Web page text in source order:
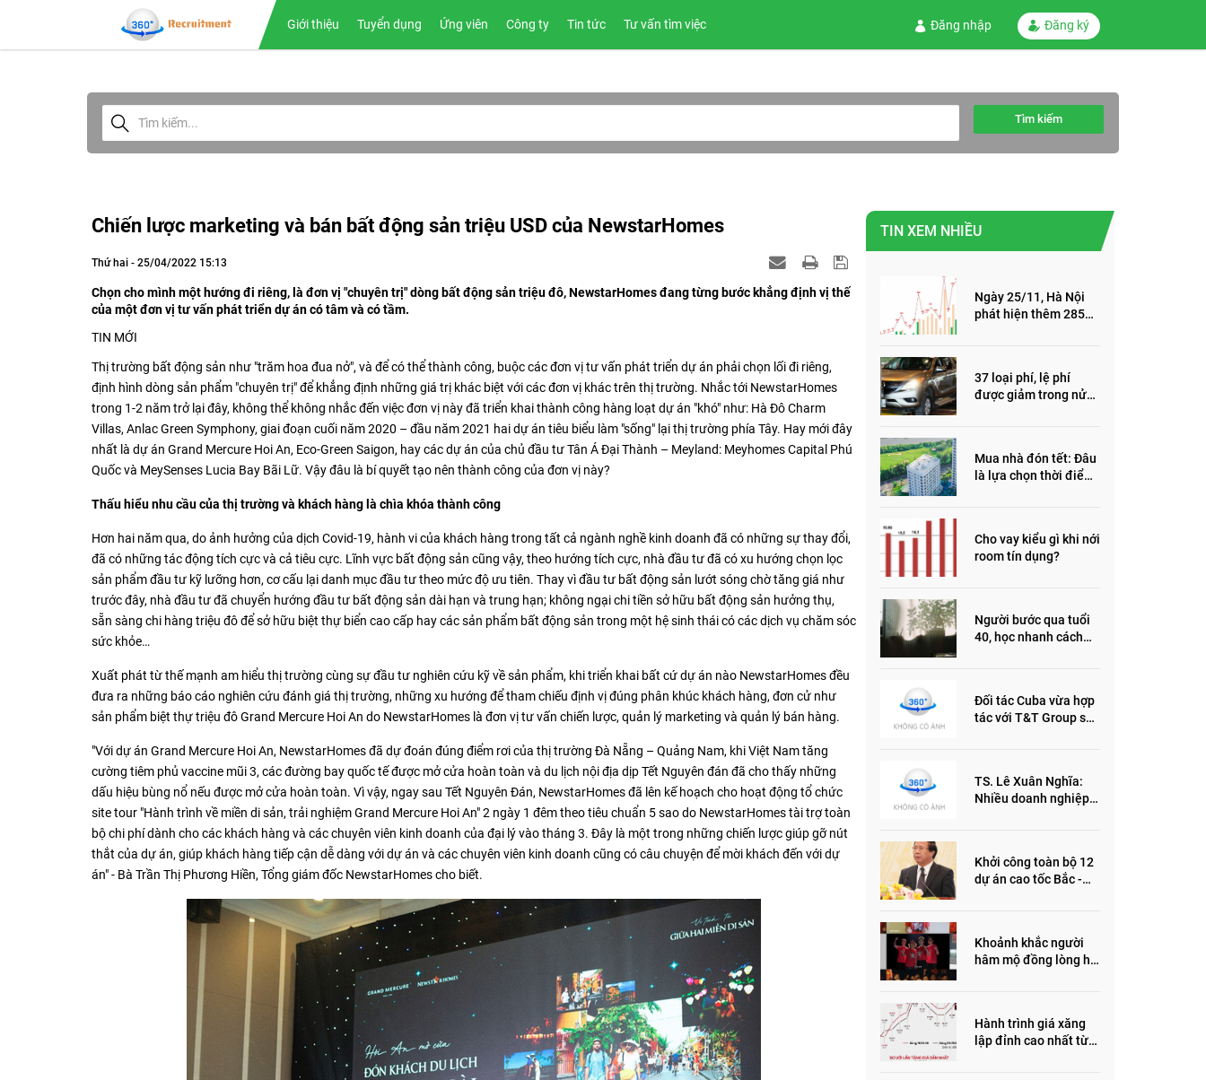
Giới thiệu Tuyển dụng Ứng viên Công ty Tin tức Tư vấn tìm việc Đăng nhập Đăng ký
Tìm kiếm
Chiến lược marketing và bán bất động sản triệu USD của NewstarHomes
Thứ hai - 25/04/2022 15:13
Chọn cho mình một hướng đi riêng, là đơn vị "chuyên trị" dòng bất động sản triệu đô, NewstarHomes đang từng bước khẳng định vị thế
của một đơn vị tư vấn phát triển dự án có tâm và có tầm.
TIN MỚI
Thị trường bất động sản như "trăm hoa đua nở", và để có thể thành công, buộc các đơn vị tư vấn phát triển dự án phải chọn lối đi riêng,
định hình dòng sản phẩm "chuyên trị" để khẳng định những giá trị khác biệt với các đơn vị khác trên thị trường. Nhắc tới NewstarHomes
trong 1-2 năm trở lại đây, không thể không nhắc đến việc đơn vị này đã triển khai thành công hàng loạt dự án "khó" như: Hà Đô Charm
Villas, Anlac Green Symphony, giai đoạn cuối năm 2020 – đầu năm 2021 hai dự án tiêu biểu làm "sống" lại thị trường phía Tây. Hay mới đây
nhất là dự án Grand Mercure Hoi An, Eco-Green Saigon, hay các dự án của chủ đầu tư Tân Á Đại Thành – Meyland: Meyhomes Capital Phú
Quốc và MeySenses Lucia Bay Bãi Lữ. Vậy đâu là bí quyết tạo nên thành công của đơn vị này?
Thấu hiểu nhu cầu của thị trường và khách hàng là chìa khóa thành công
Hơn hai năm qua, do ảnh hưởng của dịch Covid-19, hành vi của khách hàng trong tất cả ngành nghề kinh doanh đã có những sự thay đổi,
đã có những tác động tích cực và cả tiêu cực. Lĩnh vực bất động sản cũng vậy, theo hướng tích cực, nhà đầu tư đã có xu hướng chọn lọc
sản phẩm đầu tư kỹ lưỡng hơn, cơ cấu lại danh mục đầu tư theo mức độ ưu tiên. Thay vì đầu tư bất động sản lướt sóng chờ tăng giá như
trước đây, nhà đầu tư đã chuyển hướng đầu tư bất động sản dài hạn và trung hạn; không ngại chi tiền sở hữu bất động sản hưởng thụ,
sẵn sàng chi hàng triệu đô để sở hữu biệt thự biển cao cấp hay các sản phẩm bất động sản trong một hệ sinh thái có các dịch vụ chăm sóc
sức khỏe…
Xuất phát từ thế mạnh am hiểu thị trường cùng sự đầu tư nghiên cứu kỹ về sản phẩm, khi triển khai bất cứ dự án nào NewstarHomes đều
đưa ra những báo cáo nghiên cứu đánh giá thị trường, những xu hướng để tham chiếu định vị đúng phân khúc khách hàng, đơn cử như
sản phẩm biệt thự triệu đô Grand Mercure Hoi An do NewstarHomes là đơn vị tư vấn chiến lược, quản lý marketing và quản lý bán hàng.
"Với dự án Grand Mercure Hoi An, NewstarHomes đã dự đoán đúng điểm rơi của thị trường Đà Nẵng – Quảng Nam, khi Việt Nam tăng
cường tiêm phủ vaccine mũi 3, các đường bay quốc tế được mở cửa hoàn toàn và du lịch nội địa dịp Tết Nguyên đán đã cho thấy những
dấu hiệu bùng nổ nếu được mở cửa hoàn toàn. Vì vậy, ngay sau Tết Nguyên Đán, NewstarHomes đã lên kế hoạch cho hoạt động tổ chức
site tour "Hành trình về miền di sản, trải nghiệm Grand Mercure Hoi An" 2 ngày 1 đêm theo tiêu chuẩn 5 sao do NewstarHomes tài trợ toàn
bộ chi phí dành cho các khách hàng và các chuyên viên kinh doanh của đại lý vào tháng 3. Đây là một trong những chiến lược giúp gỡ nút
thắt của dự án, giúp khách hàng tiếp cận dễ dàng với dự án và các chuyên viên kinh doanh cũng có câu chuyện để mời khách đến với dự
án" - Bà Trần Thị Phương Hiền, Tổng giám đốc NewstarHomes cho biết.
TIN XEM NHIỀU
Ngày 25/11, Hà Nội
phát hiện thêm 285
37 loại phí, lệ phí
được giảm trong nửa
Mua nhà đón tết: Đâu
là lựa chọn thời điểm
Cho vay kiểu gì khi nới
room tín dụng?
Người bước qua tuổi
40, học nhanh cách
Đối tác Cuba vừa hợp
tác với T&T Group sản
TS. Lê Xuân Nghĩa:
Nhiều doanh nghiệp
Khởi công toàn bộ 12
dự án cao tốc Bắc -
Khoảnh khắc người
hâm mộ đồng lòng hô
Hành trình giá xăng
lập đỉnh cao nhất từ